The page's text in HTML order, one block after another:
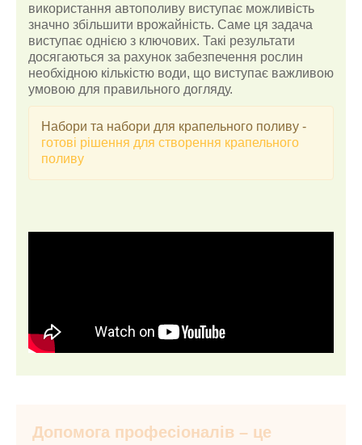
використання автополиву виступає можливість
значно збільшити врожайність. Саме ця задача
виступає однією з ключових. Такі результати
досягаються за рахунок забезпечення рослин
необхідною кількістю води, що виступає важливою
умовою для правильного догляду.
Набори та набори для крапельного поливу -
готові рішення для створення крапельного
поливу
Допомога професіоналів – це